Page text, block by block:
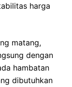
harga
matang,
dengan
hambatan
dibutuhkan